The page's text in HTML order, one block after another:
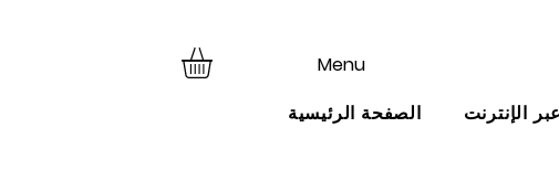
Menu
الصفحة الرئيسية الإنترنت